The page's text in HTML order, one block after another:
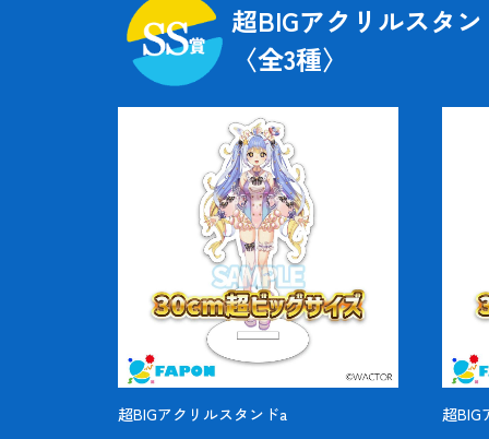
超BIGアクリルスタ
〈全3種〉
超BIGアクリルスタンドa
超BIG